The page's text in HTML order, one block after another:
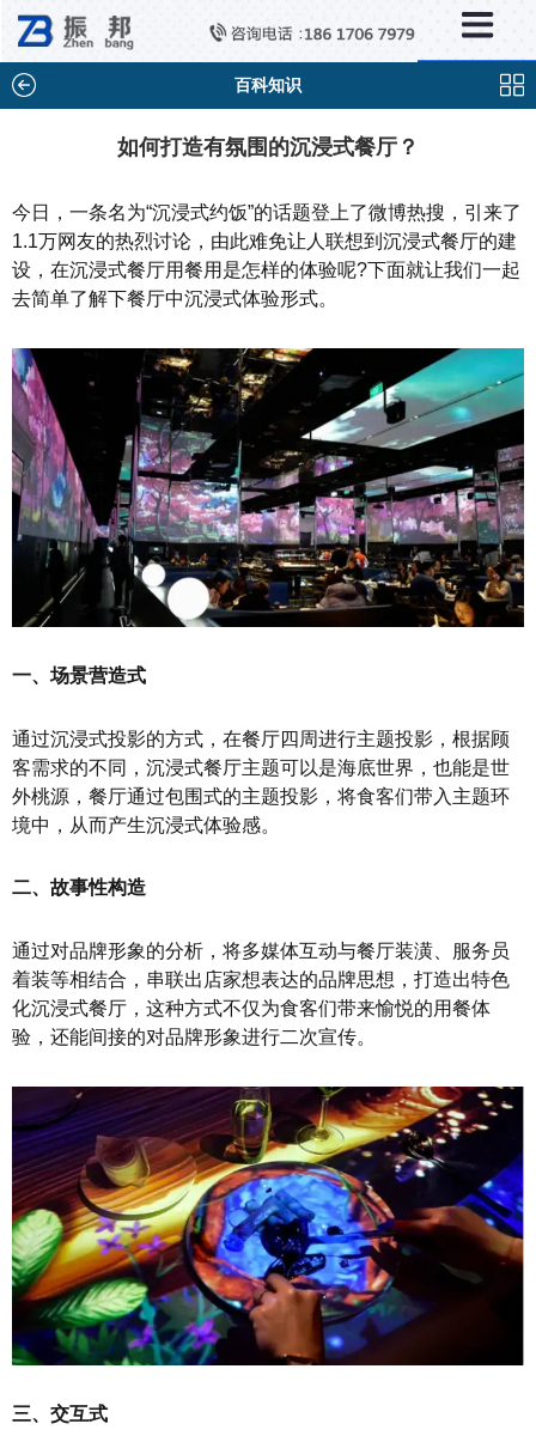
百科知识
如何打造有氛围的沉浸式餐厅？
今日，一条名为“沉浸式约饭”的话题登上了微博热搜，引来了
1.1万网友的热烈讨论，由此难免让人联想到沉浸式餐厅的建
设，在沉浸式餐厅用餐用是怎样的体验呢?下面就让我们一起
去简单了解下餐厅中沉浸式体验形式。
一、场景营造式
通过沉浸式投影的方式，在餐厅四周进行主题投影，根据顾
客需求的不同，沉浸式餐厅主题可以是海底世界，也能是世
外桃源，餐厅通过包围式的主题投影，将食客们带入主题环
境中，从而产生沉浸式体验感。
二、故事性构造
通过对品牌形象的分析，将多媒体互动与餐厅装潢、服务员
着装等相结合，串联出店家想表达的品牌思想，打造出特色
化沉浸式餐厅，这种方式不仅为食客们带来愉悦的用餐体
验，还能间接的对品牌形象进行二次宣传。
三、交互式
新闻中心
×
行业新闻
问题解答
百科知识